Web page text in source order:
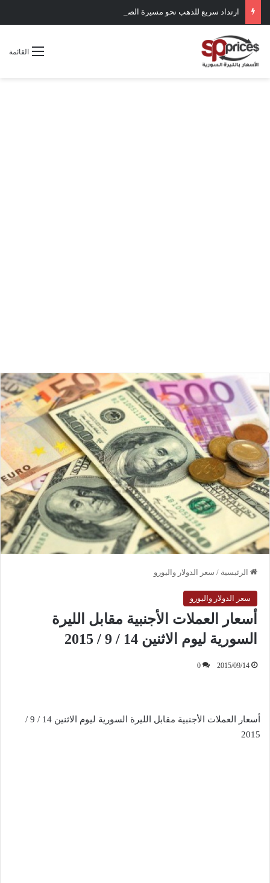
ارتداد سريع للذهب نحو مسيرة الصعود
القائمة
الرئيسية / سعر الدولار واليورو
سعر الدولار واليورو
أسعار العملات الأجنبية مقابل الليرة
السورية ليوم الاثنين 14 / 9 / 2015
2015/09/14
0
أسعار العملات الأجنبية مقابل الليرة السورية ليوم الاثنين 14 / 9 /
2015